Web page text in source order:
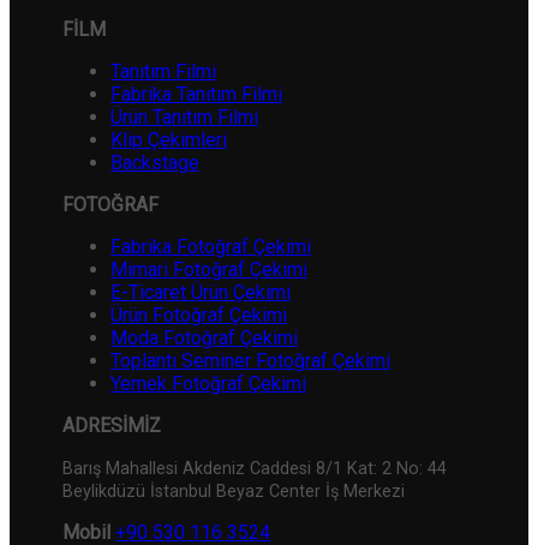
FİLM
Tanıtım Filmi
Fabrika Tanıtım Filmi
Ürün Tanıtım Filmi
Klip Çekimleri
Backstage
FOTOĞRAF
Fabrika Fotoğraf Çekimi
Mimari Fotoğraf Çekimi
E-Ticaret Ürün Çekimi
Ürün Fotoğraf Çekimi
Moda Fotoğraf Çekimi
Toplantı Seminer Fotoğraf Çekimi
Yemek Fotoğraf Çekimi
ADRESİMİZ
Barış Mahallesi Akdeniz Caddesi 8/1 Kat: 2 No: 44
Beylikdüzü İstanbul Beyaz Center İş Merkezi
Mobil +90 530 116 3524